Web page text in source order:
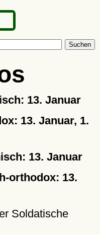
Suchen
13. Januar
13. Januar, 1.
13. Januar
orthodox: 13.
Soldatische